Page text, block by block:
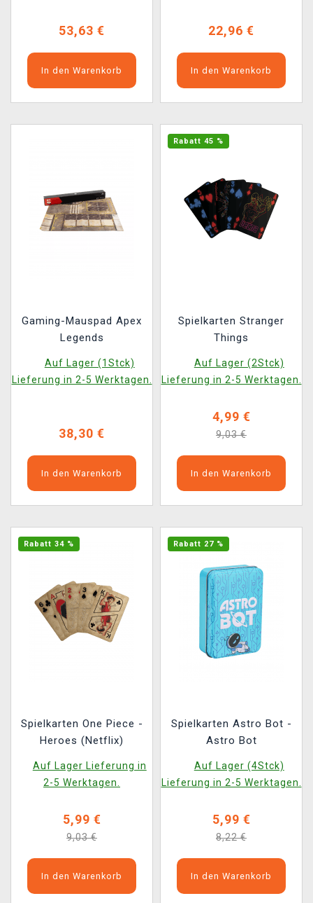
53,63 €
In den Warenkorb
22,96 €
In den Warenkorb
Gaming-Mauspad Apex
Legends
Auf Lager (1Stck)
Lieferung in 2-5 Werktagen.
38,30 €
In den Warenkorb
Rabatt 45 %
Spielkarten Stranger
Things
Auf Lager (2Stck)
Lieferung in 2-5 Werktagen.
4,99 €
9,03 €
In den Warenkorb
Rabatt 34 %
Spielkarten One Piece -
Heroes (Netflix)
Auf Lager Lieferung in
2-5 Werktagen.
5,99 €
9,03 €
In den Warenkorb
Rabatt 27 %
Spielkarten Astro Bot -
Astro Bot
Auf Lager (4Stck)
Lieferung in 2-5 Werktagen.
5,99 €
8,22 €
In den Warenkorb